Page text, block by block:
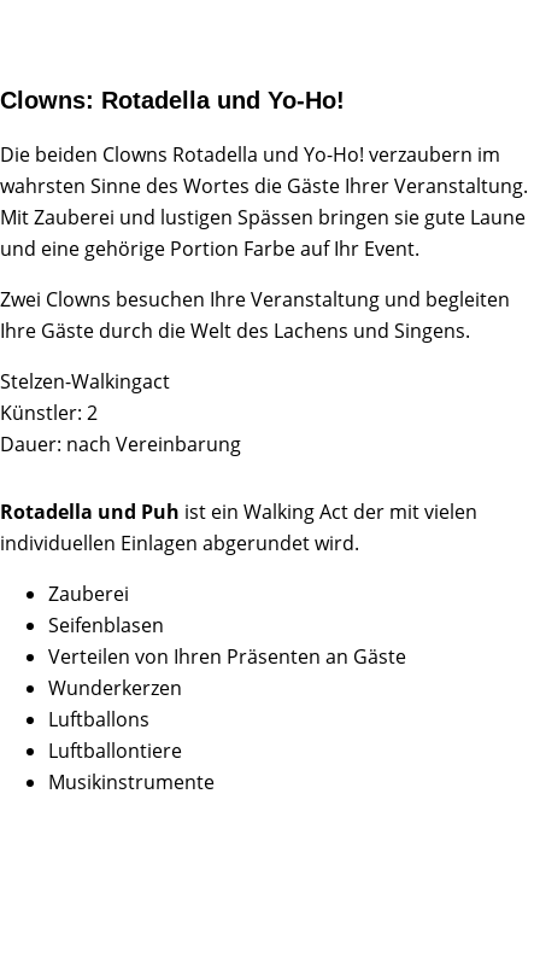
Clowns: Rotadella und Yo-Ho!
Die beiden Clowns Rotadella und Yo-Ho! verzaubern im
wahrsten Sinne des Wortes die Gäste Ihrer Veranstaltung.
Mit Zauberei und lustigen Spässen bringen sie gute Laune
und eine gehörige Portion Farbe auf Ihr Event.
Zwei Clowns besuchen Ihre Veranstaltung und begleiten
Ihre Gäste durch die Welt des Lachens und Singens.
Stelzen-Walkingact
Künstler: 2
Dauer: nach Vereinbarung
Rotadella und Puh ist ein Walking Act der mit vielen
individuellen Einlagen abgerundet wird.
Zauberei
Seifenblasen
Verteilen von Ihren Präsenten an Gäste
Wunderkerzen
Luftballons
Luftballontiere
Musikinstrumente